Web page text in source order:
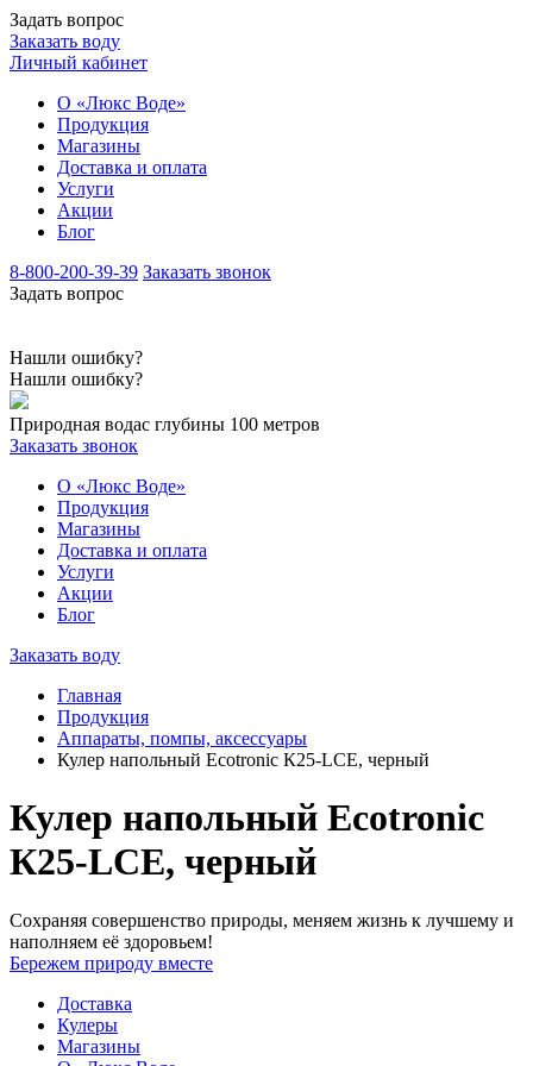
Задать вопрос
Заказать воду
Личный кабинет
О «Люкс Воде»
Продукция
Магазины
Доставка и оплата
Услуги
Акции
Блог
8-800-200-39-39 Заказать звонок
Задать вопрос
Нашли ошибку?
Нашли ошибку?
Природная водас глубины 100 метров
Заказать звонок
О «Люкс Воде»
Продукция
Магазины
Доставка и оплата
Услуги
Акции
Блог
Заказать воду
Главная
Продукция
Аппараты, помпы, аксессуары
Кулер напольный Ecotronic К25-LСE, черный
Кулер напольный Ecotronic
К25-LСE, черный
Сохраняя совершенство природы, меняем жизнь к лучшему и
наполняем её здоровьем!
Бережем природу вместе
Доставка
Кулеры
Магазины